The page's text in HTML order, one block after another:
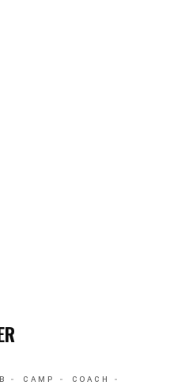
CAMP COACH